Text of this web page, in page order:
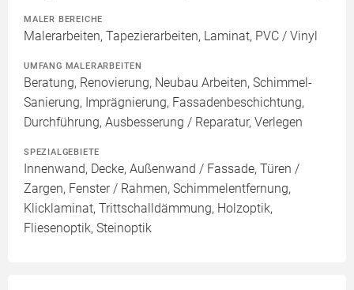
MALER BEREICHE
Malerarbeiten, Tapezierarbeiten, Laminat, PVC / Vinyl
UMFANG MALERARBEITEN
Beratung, Renovierung, Neubau Arbeiten, Schimmel-
Sanierung, Imprägnierung, Fassadenbeschichtung,
Durchführung, Ausbesserung / Reparatur, Verlegen
SPEZIALGEBIETE
Innenwand, Decke, Außenwand / Fassade, Türen /
Zargen, Fenster / Rahmen, Schimmelentfernung,
Klicklaminat, Trittschalldämmung, Holzoptik,
Fliesenoptik, Steinoptik